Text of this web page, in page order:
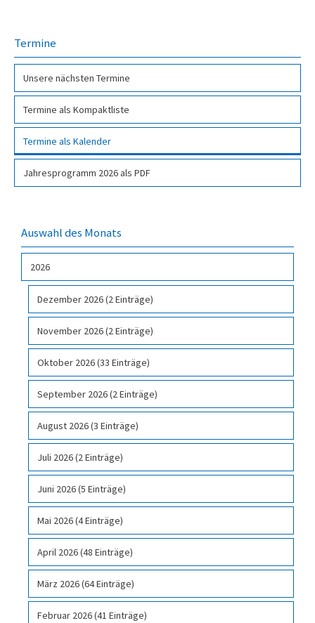
Termine
Unsere nächsten Termine
Termine als Kompakt­liste
Termine als Kalender
Jahresprogramm 2026 als PDF­
Auswahl des Monats
2026
Dezember 2026 (2 Einträge)
November 2026 (2 Einträge)
Oktober 2026 (33 Einträge)
September 2026 (2 Einträge)
August 2026 (3 Einträge)
Juli 2026 (2 Einträge)
Juni 2026 (5 Einträge)
Mai 2026 (4 Einträge)
April 2026 (48 Einträge)
März 2026 (64 Einträge)
Februar 2026 (41 Einträge)